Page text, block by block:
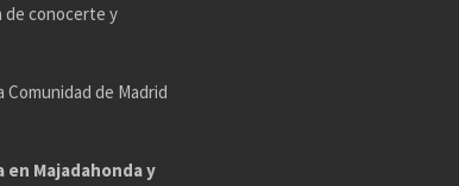
de conocerte y
de Madrid
Majadahonda y